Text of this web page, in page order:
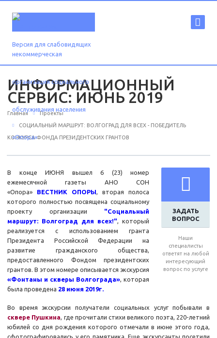
Версия для слабовидящих
ИНФОРМАЦИОННЫЙ
СЕРВИС: ИЮНЬ 2019
Главная Проекты
СОЦИАЛЬНЫЙ МАРШРУТ: ВОЛГОГРАД ДЛЯ ВСЕХ - ПОБЕДИТЕЛЬ
КОНКУРСА ФОНДА ПРЕЗИДЕНТСКИХ ГРАНТОВ
ЗАДАТЬ
ВОПРОС
Наши
специалисты
ответят на любой
интересующий
вопрос по услуге
В конце ИЮНЯ вышел 6 (23) номер
ежемесячной газеты АНО СОН
«Опора» ВЕСТНИК ОПОРЫ, вторая полоса
которого полностью посвящена социальному
проекту организации "Социальный
маршрут: Волгоград для всех!", который
реализуется с использованием гранта
Президента Российской Федерации на
развитие гражданского общества,
предоставленного Фондом президентских
грантов. В этом номере описывается экскурсия
«Фонтаны и скверы Волгограда», которая
была проведена 28 июня 2019г.
Во время экскурсии получатели социальных услуг побывали в
сквере Пушкина, где прочитали стихи великого поэта, 220-летний
юбилей со дня рождения которого отмечали в июне этого года,